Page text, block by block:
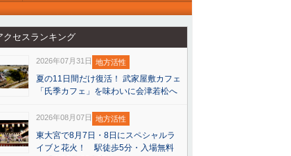
クセスランキング
2026年07月31日 地方活性
夏の11日間だけ復活！ 武家屋敷カフェ
「氏季カフェ」を味わいに会津若松へ
2026年08月07日 地方活性
東大宮で8月7日・8日にスペシャルラ
イブと花火！ 駅徒歩5分・入場無料